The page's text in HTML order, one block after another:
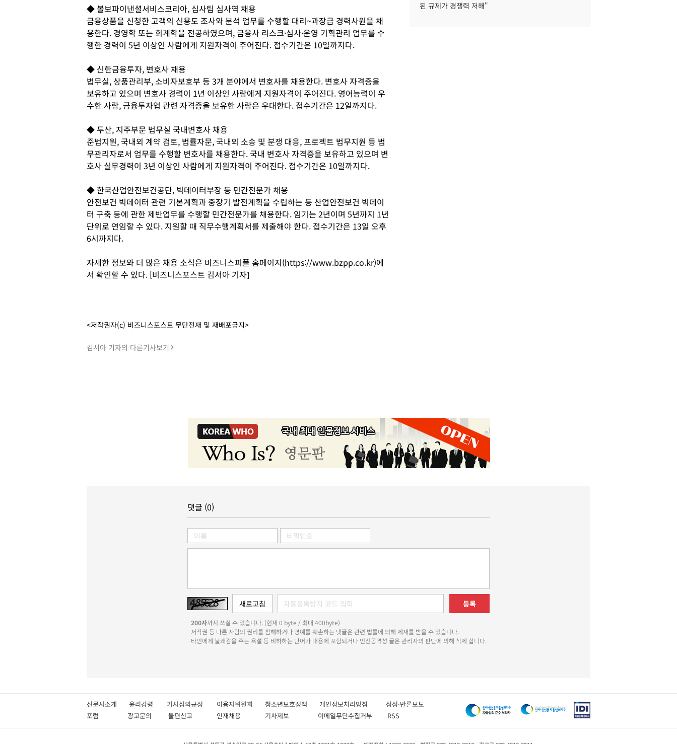
◆ 볼보파이낸셜서비스코리아, 심사팀 심사역 채용
금융상품을 신청한 고객의 신용도 조사와 분석 업무를 수행할 대리~과장급 경력사원을 채
용한다. 경영학 또는 회계학을 전공하였으며, 금융사 리스크·심사·운영 기획관리 업무를 수
행한 경력이 5년 이상인 사람에게 지원자격이 주어진다. 접수기간은 10일까지다.
◆ 신한금융투자, 변호사 채용
법무실, 상품관리부, 소비자보호부 등 3개 분야에서 변호사를 채용한다. 변호사 자격증을
보유하고 있으며 변호사 경력이 1년 이상인 사람에게 지원자격이 주어진다. 영어능력이 우
수한 사람, 금융투자업 관련 자격증을 보유한 사람은 우대한다. 접수기간은 12일까지다.
◆ 두산, 지주부문 법무실 국내변호사 채용
준법지원, 국내외 계약 검토, 법률자문, 국내외 소송 및 분쟁 대응, 프로젝트 법무지원 등 법
무관리자로서 업무를 수행할 변호사를 채용한다. 국내 변호사 자격증을 보유하고 있으며 변
호사 실무경력이 3년 이상인 사람에게 지원자격이 주어진다. 접수기간은 10일까지다.
◆ 한국산업안전보건공단, 빅데이터부장 등 민간전문가 채용
안전보건 빅데이터 관련 기본계획과 중장기 발전계획을 수립하는 등 산업안전보건 빅데이
터 구축 등에 관한 제반업무를 수행할 민간전문가를 채용한다. 임기는 2년이며 5년까지 1년
단위로 연임할 수 있다. 지원할 때 직무수행계획서를 제출해야 한다. 접수기간은 13일 오후
6시까지다.
자세한 정보와 더 많은 채용 소식은 비즈니스피플 홈페이지(https://www.bzpp.co.kr)에
서 확인할 수 있다. [비즈니스포스트 김서아 기자]
<저작권자(c) 비즈니스포스트 무단전재 및 재배포금지>
김서아 기자의 다른기사보기
된 규제가 경쟁력 저해"
댓글 (0)
등록
-200자까지 쓰실 수 있습니다. (현재 0 byte / 최대 400byte)
- 저작권 등 다른 사람의 권리를 침해하거나 명예를 훼손하는 댓글은 관련 법률에 의해 제재를 받을 수 있습니다.
- 타인에게 불쾌감을 주는 욕설 등 비하하는 단어가 내용에 포함되거나 인신공격성 글은 관리자의 판단에 의해 삭제 합니다.
신문사소개 윤리강령 기사심의규정 이용자위원회 청소년보호정책 개인정보처리방침 정정·반론보도
포럼
광고문의 불편신고 인재채용 기사제보 이메일무단수집거부 RSS